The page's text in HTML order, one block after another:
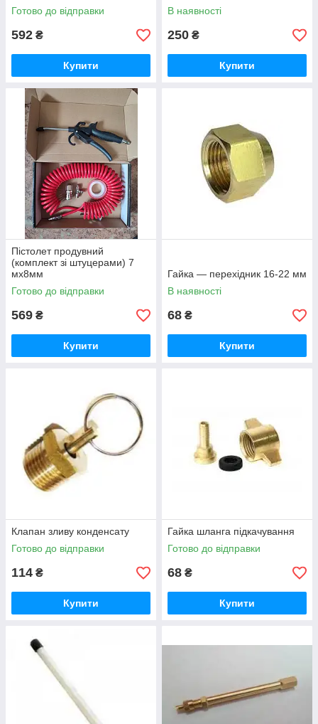
Готово до відправки
592 ₴
Купити
В наявності
250 ₴
Купити
Пістолет продувний
(комплект зі штуцерами) 7
мх8мм
Готово до відправки
569 ₴
Купити
Гайка — перехідник 16-22 мм
В наявності
68 ₴
Купити
Клапан зливу конденсату
Готово до відправки
114 ₴
Купити
Гайка шланга підкачування
Готово до відправки
68 ₴
Купити